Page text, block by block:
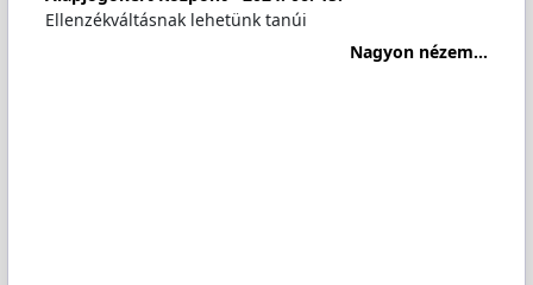
Ellenzékváltásnak lehetünk tanúi
Nagyon nézem...